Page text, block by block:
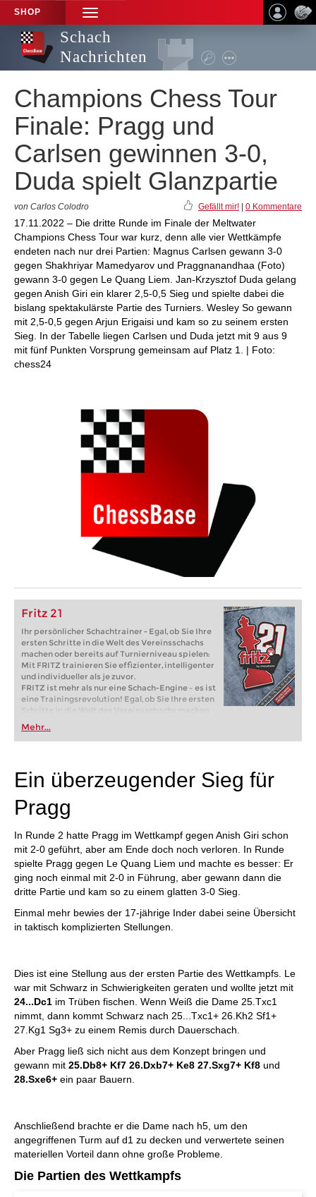
SHOP
TOGGLE
NAVIGATION
Schach
Nachrichten
Champions Chess Tour
Finale: Pragg und
Carlsen gewinnen 3-0,
Duda spielt Glanzpartie
von Carlos Colodro Gefällt mir! 0 Kommentare
17.11.2022 – Die dritte Runde im Finale der Meltwater
Champions Chess Tour war kurz, denn alle vier Wettkämpfe
endeten nach nur drei Partien: Magnus Carlsen gewann 3-0
gegen Shakhriyar Mamedyarov und Praggnanandhaa (Foto)
gewann 3-0 gegen Le Quang Liem. Jan-Krzysztof Duda gelang
gegen Anish Giri ein klarer 2,5-0,5 Sieg und spielte dabei die
bislang spektakulärste Partie des Turniers. Wesley So gewann
mit 2,5-0,5 gegen Arjun Erigaisi und kam so zu seinem ersten
Sieg. In der Tabelle liegen Carlsen und Duda jetzt mit 9 aus 9
mit fünf Punkten Vorsprung gemeinsam auf Platz 1. | Foto:
chess24
Fritz 21
Ihr persönlicher Schachtrainer - Egal, ob Sie Ihre
ersten Schritte in die Welt des Vereinsschachs
machen oder bereits auf Turnierniveau spielen:
Mit FRITZ trainieren Sie effizienter, intelligenter
und individueller als je zuvor.
FRITZ ist mehr als nur eine Schach-Engine – es ist
eine Trainingsrevolution! Egal, ob Sie Ihre ersten
Schritte in die Welt des Vereinsschachs machen
oder bereits auf Turnierniveau spielen: Mit
FRITZ trainieren Sie effizienter, intelligenter und
individueller als je zuvor.
Mehr...
Ein überzeugender Sieg für
Pragg
In Runde 2 hatte Pragg im Wettkampf gegen Anish Giri schon
mit 2-0 geführt, aber am Ende doch noch verloren. In Runde
spielte Pragg gegen Le Quang Liem und machte es besser: Er
ging noch einmal mit 2-0 in Führung, aber gewann dann die
dritte Partie und kam so zu einem glatten 3-0 Sieg.
Einmal mehr bewies der 17-jährige Inder dabei seine Übersicht
in taktisch komplizierten Stellungen.
Dies ist eine Stellung aus der ersten Partie des Wettkampfs. Le
war mit Schwarz in Schwierigkeiten geraten und wollte jetzt mit
24...Dc1 im Trüben fischen. Wenn Weiß die Dame 25.Txc1
nimmt, dann kommt Schwarz nach 25...Txc1+ 26.Kh2 Sf1+
27.Kg1 Sg3+ zu einem Remis durch Dauerschach.
Aber Pragg ließ sich nicht aus dem Konzept bringen und
gewann mit 25.Db8+ Kf7 26.Dxb7+ Ke8 27.Sxg7+ Kf8 und
28.Sxe6+ ein paar Bauern.
Anschließend brachte er die Dame nach h5, um den
angegriffenen Turm auf d1 zu decken und verwertete seinen
materiellen Vorteil dann ohne große Probleme.
Die Partien des Wettkampfs